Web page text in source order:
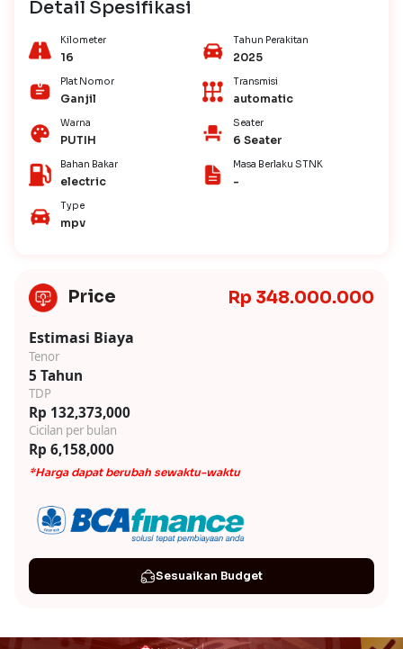
Detail Spesifikasi
Kilometer
16
Tahun Perakitan
2025
Plat Nomor
Ganjil
Transmisi
automatic
Warna
PUTIH
Seater
6 Seater
Bahan Bakar
electric
Masa Berlaku STNK
-
Type
mpv
Price Rp 348.000.000
Estimasi Biaya
Tenor
5 Tahun
TDP
Rp 132,373,000
Cicilan per bulan
Rp 6,158,000
*Harga dapat berubah sewaktu-waktu
Sesuaikan Budget